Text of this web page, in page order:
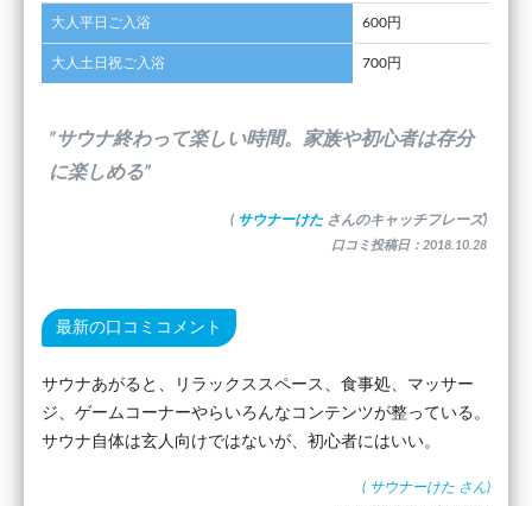
大人平日ご入浴 600円
大人土日祝ご入浴 700円
”サウナ終わって楽しい時間。家族や初心者は存分
に楽しめる”
( サウナーけた さんのキャッチフレーズ)
口コミ投稿日：2018.10.28
最新の口コミコメント
サウナあがると、リラックススペース、食事処、マッサー
ジ、ゲームコーナーやらいろんなコンテンツが整っている。
サウナ自体は玄人向けではないが、初心者にはいい。
( サウナーけた さん)